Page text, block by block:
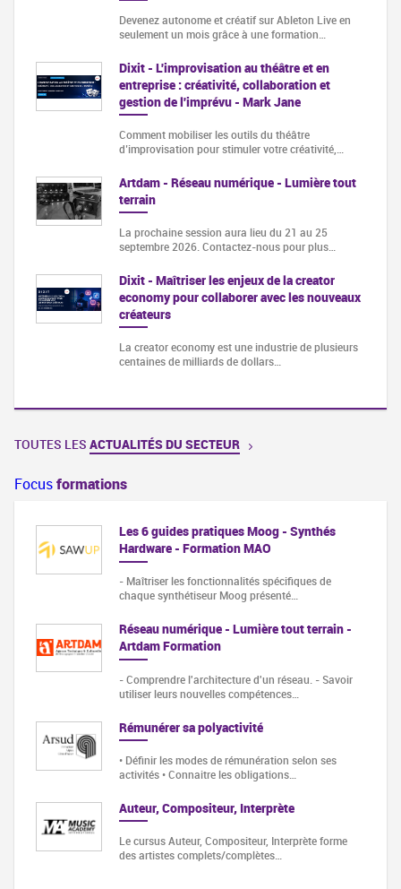
Devenez autonome et créatif sur Ableton Live en
seulement un mois grâce à une formation…
Dixit - L'improvisation au théâtre et en
entreprise : créativité, collaboration et
gestion de l'imprévu - Mark Jane
Comment mobiliser les outils du théâtre
d’improvisation pour stimuler votre créativité,…
Artdam - Réseau numérique - Lumière tout
terrain
La prochaine session aura lieu du 21 au 25
septembre 2026. Contactez-nous pour plus…
Dixit - Maîtriser les enjeux de la creator
economy pour collaborer avec les nouveaux
créateurs
La creator economy est une industrie de plusieurs
centaines de milliards de dollars…
TOUTES LES ACTUALITÉS DU SECTEUR
Focusformations
Les 6 guides pratiques Moog - Synthés
Hardware - Formation MAO
- Maîtriser les fonctionnalités spécifiques de
chaque synthétiseur Moog présenté…
Réseau numérique - Lumière tout terrain -
Artdam Formation
- Comprendre l'architecture d'un réseau. - Savoir
utiliser leurs nouvelles compétences…
Rémunérer sa polyactivité
• Définir les modes de rémunération selon ses
activités • Connaitre les obligations…
Auteur, Compositeur, Interprète
Le cursus Auteur, Compositeur, Interprète forme
des artistes complets/complètes…